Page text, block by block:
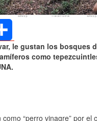
le gustan los
como
como “perro vinagre” por